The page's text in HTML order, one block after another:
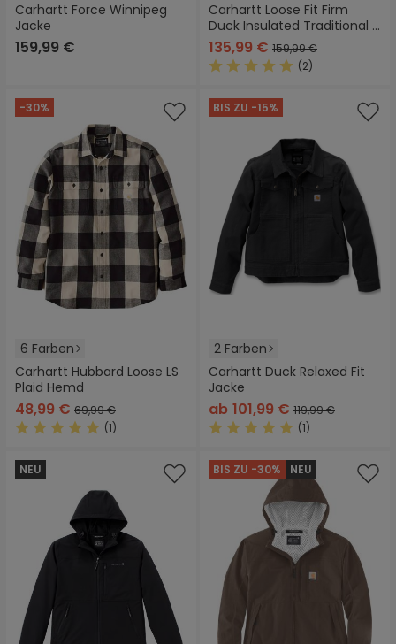
Carhartt Force Winnipeg
Jacke
159,99 €
Carhartt Loose Fit Firm
Duck Insulated Traditional 3
Warmest Mantel
135,99 € 159,99 €
(2)
-30%
6 Farben
Carhartt Hubbard Loose LS
Plaid Hemd
48,99 € 69,99 €
(1)
BIS ZU -15%
2 Farben
Carhartt Duck Relaxed Fit
Jacke
ab 101,99 € 119,99 €
(1)
NEU BIS ZU -30% NEU